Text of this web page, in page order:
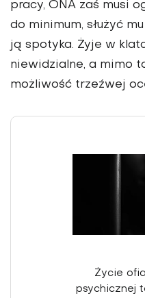
pracy, ONA zaś musi
do minimum, służyć
ją spotyka. Żyje w
niewidzialne, a mimo
możliwość trzeźwej
Życie
psychicznej